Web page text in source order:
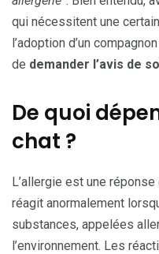
qui nécessitent une
l’adoption d’un
de demander l’avis de
De quoi
chat ?
L’allergie est une
réagit anormalement
substances, appelées
l’environnement. Les